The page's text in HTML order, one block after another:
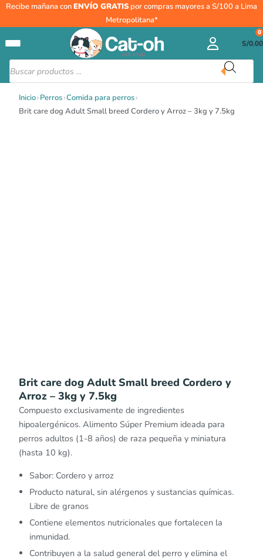
Recibe mañana conENVÍO GRATIS por compras mayores a S/100 a Lima
Metropolitana*
Búsqueda
de
productos
S/0.00
0
Inicio›Perros›Comida para perros›
Brit care dog Adult Small breed Cordero y Arroz – 3kg y 7.5kg
Brit care dog Adult Small breed Cordero y
Arroz – 3kg y 7.5kg
Compuesto exclusivamente de ingredientes
hipoalergénicos. Alimento Súper Premium ideada para
perros adultos (1-8 años) de raza pequeña y miniatura
(hasta 10 kg).
Sabor: Cordero y arroz
Producto natural, sin alérgenos y sustancias químicas.
Libre de granos
Contiene elementos nutricionales que fortalecen la
inmunidad.
Contribuyen a la salud general del perro y elimina el
Rango
de
precios:
desde
S/101.00
S/209.70
Brit
Adult
Small
breed
y
Arroz